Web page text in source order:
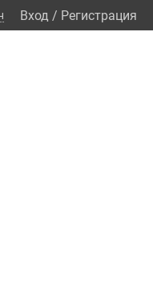
Вход / Регистрация